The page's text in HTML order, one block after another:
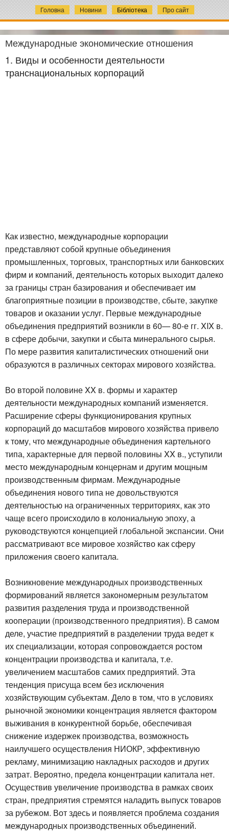
Головна Новини Бібліотека Про сайт
Международные экономические отношения
1. Виды и особенности деятельности
транснациональных корпораций
Как известно, международные корпорации
представляют собой крупные объединения
промышленных, торговых, транспортных или банковских
фирм и компаний, деятельность которых выходит далеко
за границы стран базирования и обеспечивает им
благоприятные позиции в производстве, сбыте, закупке
товаров и оказании услуг. Первые международные
объединения предприятий возникли в 60— 80-е гг. XIX в.
в сфере добычи, закупки и сбыта минерального сырья.
По мере развития капиталистических отношений они
образуются в различных секторах мирового хозяйства.
Во второй половине XX в. формы и характер
деятельности международных компаний изменяется.
Расширение сферы функционирования крупных
корпораций до масштабов мирового хозяйства привело
к тому, что международные объединения картельного
типа, характерные для первой половины XX в., уступили
место международным концернам и другим мощным
производственным фирмам. Международные
объединения нового типа не довольствуются
деятельностью на ограниченных территориях, как это
чаще всего происходило в колониальную эпоху, а
руководствуются концепцией глобальной экспансии. Они
рассматривают все мировое хозяйство как сферу
приложения своего капитала.
Возникновение международных производственных
формирований является закономерным результатом
развития разделения труда и производственной
кооперации (производственного предприятия). В самом
деле, участие предприятий в разделении труда ведет к
их специализации, которая сопровождается ростом
концентрации производства и капитала, т.е.
увеличением масштабов самих предприятий. Эта
тенденция присуща всем без исключения
хозяйствующим субъектам. Дело в том, что в условиях
рыночной экономики концентрация является фактором
выживания в конкурентной борьбе, обеспечивая
снижение издержек производства, возможность
наилучшего осуществления НИОКР, эффективную
рекламу, минимизацию накладных расходов и других
затрат. Вероятно, предела концентрации капитала нет.
Осуществив увеличение производства в рамках своих
стран, предприятия стремятся наладить выпуск товаров
за рубежом. Вот здесь и появляется проблема создания
международных производственных объединений.